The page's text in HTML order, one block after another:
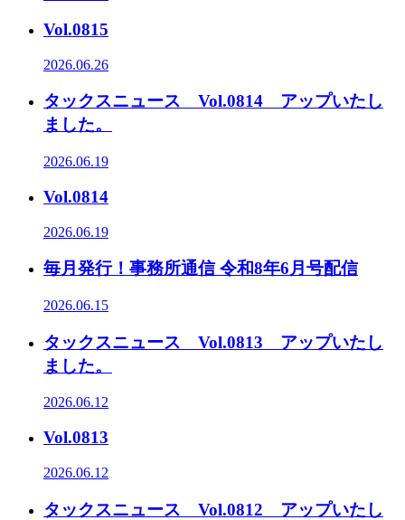
Vol.0815
2026.06.26
タックスニュース Vol.0814 アップいたし
ました。
2026.06.19
Vol.0814
2026.06.19
毎月発行！事務所通信 令和8年6月号配信
2026.06.15
タックスニュース Vol.0813 アップいたし
ました。
2026.06.12
Vol.0813
2026.06.12
タックスニュース Vol.0812 アップいたし